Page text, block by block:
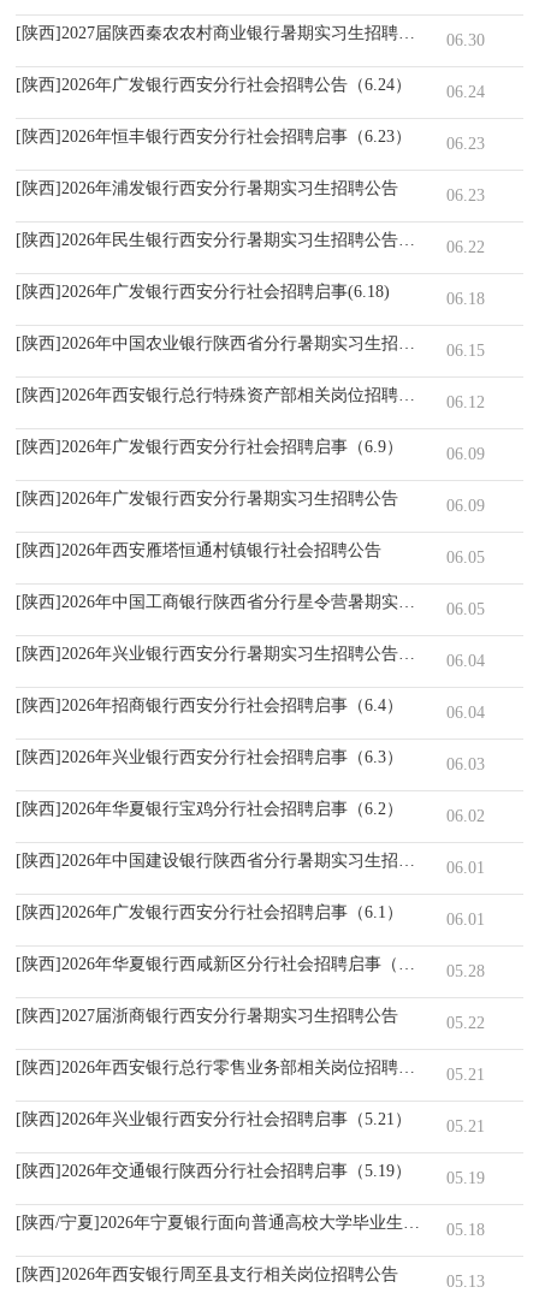
[陕西]2027届陕西秦农农村商业银行暑期实习生招聘公告 06.30
[陕西]2026年广发银行西安分行社会招聘公告（6.24） 06.24
[陕西]2026年恒丰银行西安分行社会招聘启事（6.23） 06.23
[陕西]2026年浦发银行西安分行暑期实习生招聘公告 06.23
[陕西]2026年民生银行西安分行暑期实习生招聘公告（6.22）06.22
[陕西]2026年广发银行西安分行社会招聘启事(6.18) 06.18
[陕西]2026年中国农业银行陕西省分行暑期实习生招募公告06.15
[陕西]2026年西安银行总行特殊资产部相关岗位招聘公告 06.12
[陕西]2026年广发银行西安分行社会招聘启事（6.9） 06.09
[陕西]2026年广发银行西安分行暑期实习生招聘公告 06.09
[陕西]2026年西安雁塔恒通村镇银行社会招聘公告 06.05
[陕西]2026年中国工商银行陕西省分行星令营暑期实习公告06.05
[陕西]2026年兴业银行西安分行暑期实习生招聘公告（6.4）06.04
[陕西]2026年招商银行西安分行社会招聘启事（6.4） 06.04
[陕西]2026年兴业银行西安分行社会招聘启事（6.3） 06.03
[陕西]2026年华夏银行宝鸡分行社会招聘启事（6.2） 06.02
[陕西]2026年中国建设银行陕西省分行暑期实习生招聘公告06.01
[陕西]2026年广发银行西安分行社会招聘启事（6.1） 06.01
[陕西]2026年华夏银行西咸新区分行社会招聘启事（5.28） 05.28
[陕西]2027届浙商银行西安分行暑期实习生招聘公告 05.22
[陕西]2026年西安银行总行零售业务部相关岗位招聘公告 05.21
[陕西]2026年兴业银行西安分行社会招聘启事（5.21） 05.21
[陕西]2026年交通银行陕西分行社会招聘启事（5.19） 05.19
[陕西/宁夏]2026年宁夏银行面向普通高校大学毕业生招聘启事
05.18
[陕西]2026年西安银行周至县支行相关岗位招聘公告 05.13